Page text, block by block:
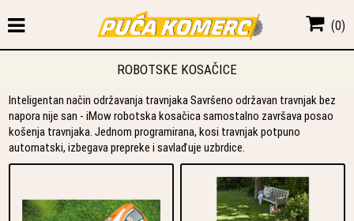
(0)
ROBOTSKE KOSAČICE
Inteligentan način održavanja travnjaka Savršeno održavan travnjak bez
napora nije san - iMow robotska kosačica samostalno završava posao
košenja travnjaka. Jednom programirana, kosi travnjak potpuno
automatski, izbegava prepreke i savlađuje uzbrdice.